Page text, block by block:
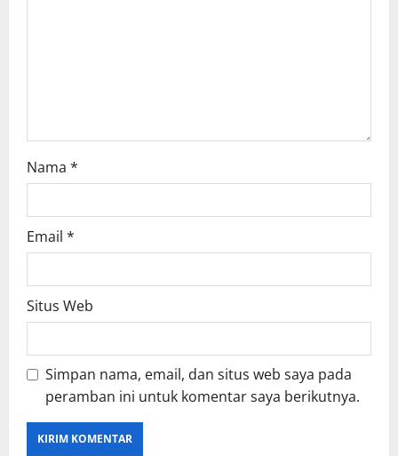
Nama *
Email *
Situs Web
Simpan nama, email, dan situs web saya pada
peramban ini untuk komentar saya berikutnya.